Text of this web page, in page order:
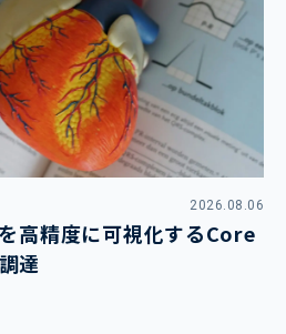
2026.08.06
高精度に可視化するCore
達